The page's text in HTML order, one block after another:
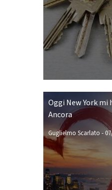
Oggi New York mi
Ancora
Guglielmo Scarlato -